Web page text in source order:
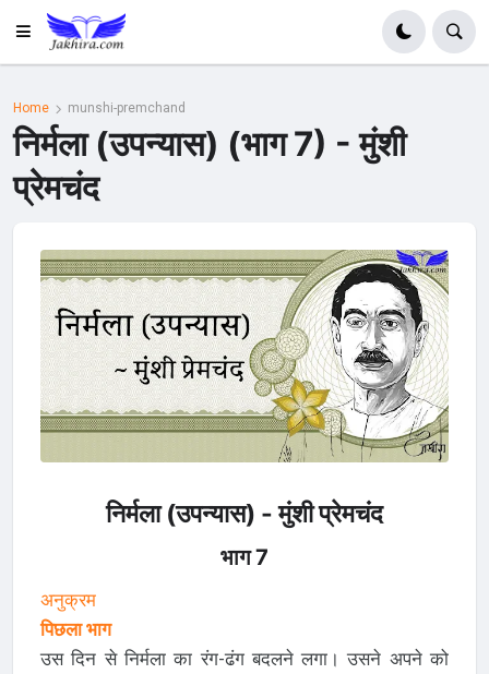
Home munshi-premchand
निर्मला (उपन्यास) (भाग 7) - मुंशी
प्रेमचंद
निर्मला (उपन्यास) - मुंशी प्रेमचंद
भाग 7
अनुक्रम
पिछला भाग
उस दिन से निर्मला का रंग-ढंग बदलने लगा। उसने अपने को